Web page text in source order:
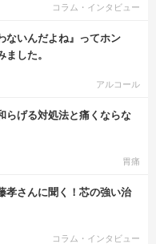
コラム・インタビュー
ないんだよね』ってホン
した。
アルコール
らげる対処法と痛くならな
胃痛
孝さんに聞く！芯の強い治
コラム・インタビュー